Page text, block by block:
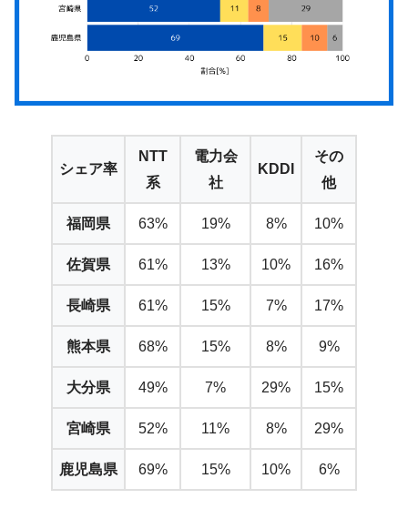
シェア率
NTT
系
電力会
社
KDDI
その
他
福岡県 63% 19% 8% 10%
佐賀県 61% 13% 10% 16%
長崎県 61% 15% 7% 17%
熊本県 68% 15% 8% 9%
大分県 49% 7% 29% 15%
宮崎県 52% 11% 8% 29%
鹿児島県 69% 15% 10% 6%